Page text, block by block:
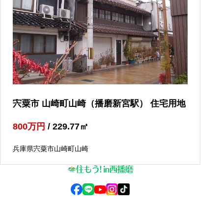
宍粟市 山崎町山崎（播磨新宮駅） 住宅用地
800万円 / 229.77㎡
兵庫県宍粟市山崎町山崎